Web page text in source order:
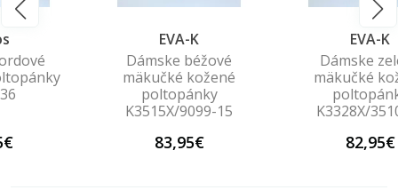
Dámske béžové
mäkučké kožené
poltopánky
K3515X/9099-15
Dámske zelené
mäkučké kožené
poltopánky
K3328X/3510-51